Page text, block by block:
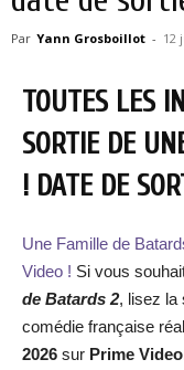
Par Yann Grosboillot - 12
TOUTES LES
SORTIE DE
! DATE DE
Une Famille de
Video ! Si vous
de Batards 2, lisez la
comédie française
2026 sur Prime Video